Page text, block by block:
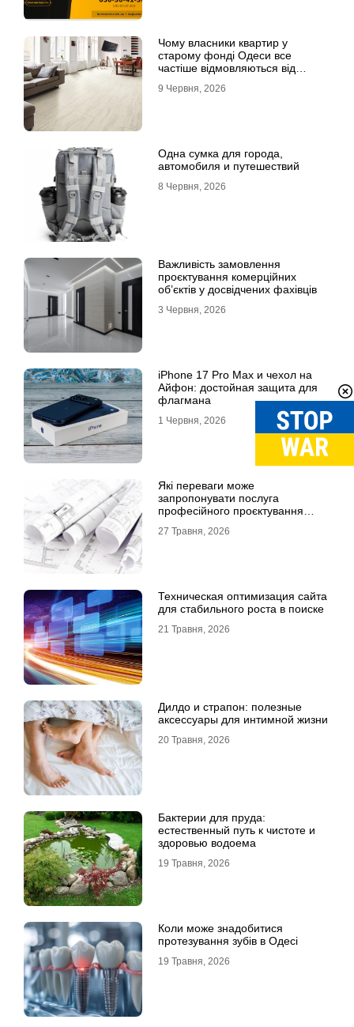
Чому власники квартир у
старому фонді Одеси все
частіше відмовляються від
9 Червня, 2026
Одна сумка для города,
автомобиля и путешествий
8 Червня, 2026
Важливість замовлення
проєктування комерційних
об’єктів у досвідчених фахівців
3 Червня, 2026
iPhone 17 Pro Max и чехол на
Айфон: достойная защита для
флагмана
1 Червня, 2026
Які переваги може
запропонувати послуга
професійного проєктування
27 Травня, 2026
Техническая оптимизация сайта
для стабильного роста в поиске
21 Травня, 2026
Дилдо и страпон: полезные
аксессуары для интимной жизни
20 Травня, 2026
Бактерии для пруда:
естественный путь к чистоте и
здоровью водоема
19 Травня, 2026
Коли може знадобитися
протезування зубів в Одесі
19 Травня, 2026